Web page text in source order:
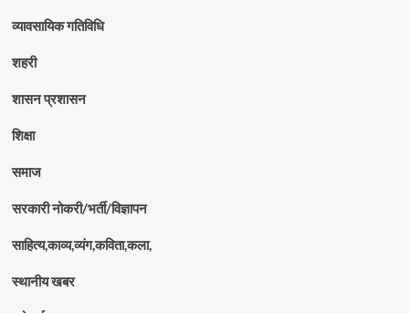
व्यावसायिक गतिविधि
शहरी
शासन प्रशासन
शिक्षा
समाज
सरकारी नोकरी/भर्ती/विज्ञापन
साहित्य,काव्य,व्यंग,कविता,कला,
स्थानीय खबर